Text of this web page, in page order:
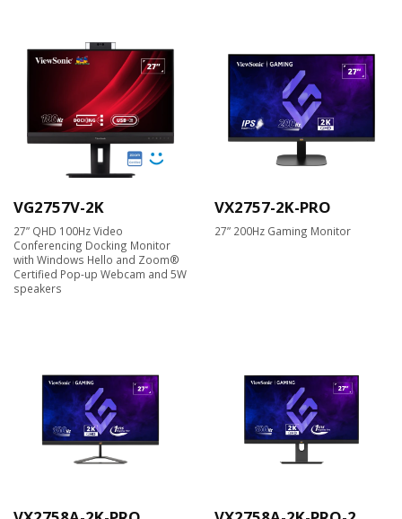
VG2757V-2K
27” QHD 100Hz Video
Conferencing Docking Monitor
with Windows Hello and Zoom®
Certified Pop-up Webcam and 5W
speakers
VX2757-2K-PRO
27” 200Hz Gaming Monitor